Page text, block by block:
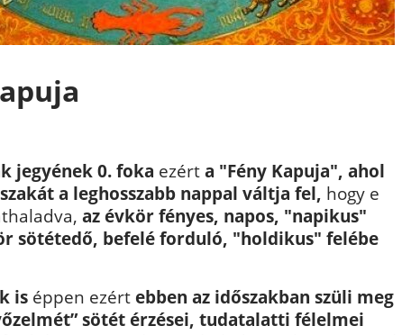
jegyének 0. foka ezért a "Fény Kapuja", ahol
a leghosszabb nappal váltja fel, hogy e
az évkör fényes, napos, "napikus"
sötétedő, befelé forduló, "holdikus" felébe
is éppen ezért ebben az időszakban szüli meg
sötét érzései, tudatalatti félelmei